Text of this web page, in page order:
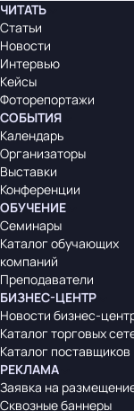
ЧИТАТЬ
Статьи
Новости
Интервью
Кейсы
Фоторепортажи
СОБЫТИЯ
Календарь
Организаторы
Выставки
Конференции
ОБУЧЕНИЕ
Семинары
Каталог обучающих
компаний
Преподаватели
БИЗНЕС-ЦЕНТР
Новости бизнес-
Каталог торговых
Каталог поставщиков
РЕКЛАМА
Заявка на
Сквозные баннеры